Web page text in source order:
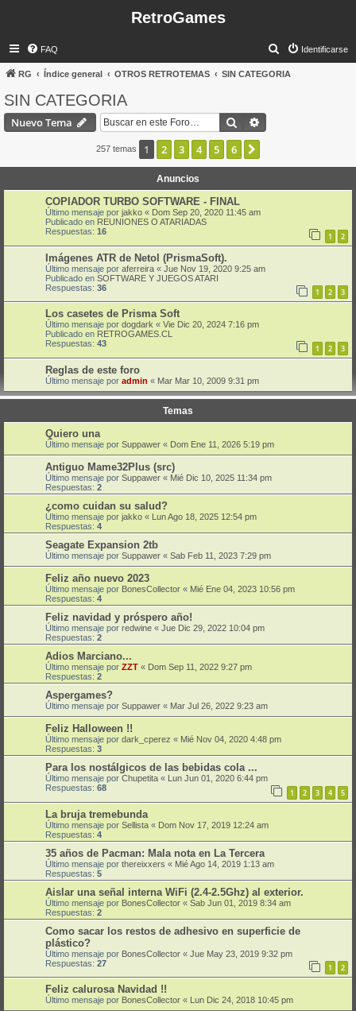
RetroGames
FAQ Identificarse
RG Índice general OTROS RETROTEMAS SIN CATEGORIA
SIN CATEGORIA
Nuevo Tema Buscar
257 temas 1 2 3 4 5 6
Anuncios
COPIADOR TURBO SOFTWARE - FINAL
Último mensaje por jakko « Dom Sep 20, 2020 11:45 am
Publicado en REUNIONES O ATARIADAS
Respuestas: 16 1 2
Imágenes ATR de Netol (PrismaSoft).
Último mensaje por aferreira « Jue Nov 19, 2020 9:25 am
Publicado en SOFTWARE Y JUEGOS ATARI
Respuestas: 36 1 2 3
Los casetes de Prisma Soft
Último mensaje por dogdark « Vie Dic 20, 2024 7:16 pm
Publicado en RETROGAMES.CL
Respuestas: 43 1 2 3
Reglas de este foro
Último mensaje por admin « Mar Mar 10, 2009 9:31 pm
Temas
Quiero una
Último mensaje por Suppawer « Dom Ene 11, 2026 5:19 pm
Antiguo Mame32Plus (src)
Último mensaje por Suppawer « Mié Dic 10, 2025 11:34 pm
Respuestas: 2
¿como cuidan su salud?
Último mensaje por jakko « Lun Ago 18, 2025 12:54 pm
Respuestas: 4
Seagate Expansion 2tb
Último mensaje por Suppawer « Sab Feb 11, 2023 7:29 pm
Feliz año nuevo 2023
Último mensaje por BonesCollector « Mié Ene 04, 2023 10:56 pm
Respuestas: 4
Feliz navidad y próspero año!
Último mensaje por redwine « Jue Dic 29, 2022 10:04 pm
Respuestas: 2
Adios Marciano...
Último mensaje por ZZT « Dom Sep 11, 2022 9:27 pm
Respuestas: 2
Aspergames?
Último mensaje por Suppawer « Mar Jul 26, 2022 9:23 am
Feliz Halloween !!
Último mensaje por dark_cperez « Mié Nov 04, 2020 4:48 pm
Respuestas: 3
Para los nostálgicos de las bebidas cola ...
Último mensaje por Chupetita « Lun Jun 01, 2020 6:44 pm
Respuestas: 68 1 2 3 4 5
La bruja tremebunda
Último mensaje por Sellista « Dom Nov 17, 2019 12:24 am
Respuestas: 4
35 años de Pacman: Mala nota en La Tercera
Último mensaje por thereixxers « Mié Ago 14, 2019 1:13 am
Respuestas: 5
Aislar una señal interna WiFi (2.4-2.5Ghz) al exterior.
Último mensaje por BonesCollector « Sab Jun 01, 2019 8:34 am
Respuestas: 2
Como sacar los restos de adhesivo en superficie de
plástico?
Último mensaje por BonesCollector « Jue May 23, 2019 9:32 pm
Respuestas: 27 1 2
Feliz calurosa Navidad !!
Último mensaje por BonesCollector « Lun Dic 24, 2018 10:45 pm